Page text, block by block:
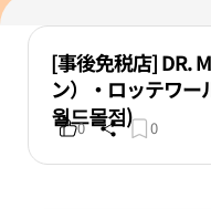
[事後免税店] DR.
ン）・ロッテワー
월드몰점)
0 0